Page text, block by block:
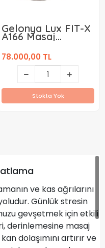
Gelonya Lux FIT-X
A166 Masaj
Koltuğu
78.000,00 TL
Stokta Yok
ve kas ağrılarını
Günlük stresin
gevşetmek için etkili
derinlemesine masaj
dolaşımını artırır ve